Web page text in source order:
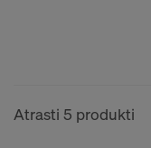
Atrasti 5 produkti